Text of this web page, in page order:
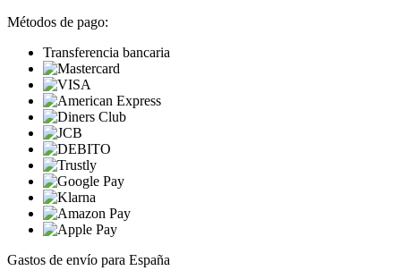
Métodos de pago:
Transferencia bancaria
Gastos de envío para España